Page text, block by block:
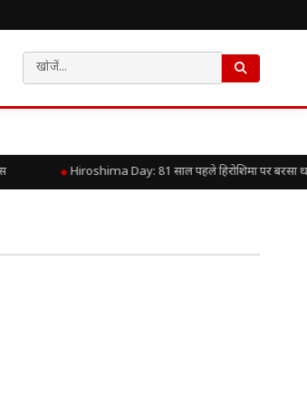
Hiroshima Day: 81 साल पहले हिरोशिमा पर बरसा था